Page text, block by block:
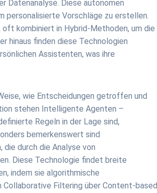
Datenanalyse. Diese autonomen
personalisierte Vorschläge zu erstellen.
kombiniert in Hybrid-Methoden, um die
hinaus finden diese Technologien
Assistenten, was ihre
wie Entscheidungen getroffen und
stehen Intelligente Agenten –
Regeln in der Lage sind,
bemerkenswert sind
durch die Analyse von
Diese Technologie findet breite
indem sie algorithmische
Collaborative Filtering über Content-based